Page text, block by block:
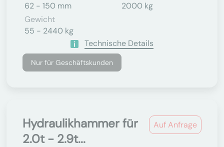
62 - 150 mm
2000 kg
Gewicht
55 - 2440 kg
Technische Details
Nur für Geschäftskunden
Auf Anfrage
Hydraulikhammer für
2.0t - 2.9t...